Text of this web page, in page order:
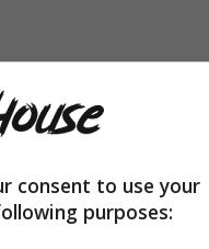
De
consent to use your
purposes: